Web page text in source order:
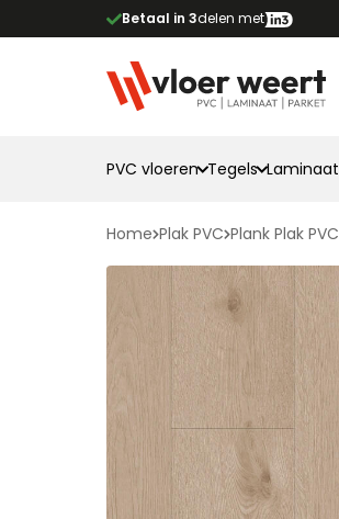
Betaal in 3delen met
PVC vloeren Tegels Laminaat
Home Plak PVC Plank Plak PVC